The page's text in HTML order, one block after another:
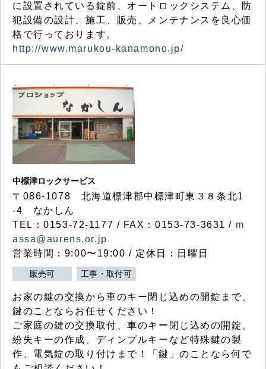
に設置されている錠前、オートロックシステム、防
犯設備の設計、施工、販売、メンテナンスを良心価
格で行っております。
http://www.marukou-kanamono.jp/
中標津ロックサービス
〒086-1078 北海道標津郡中標津町東３８条北1
-4 なかしん
TEL：0153-72-1177 / FAX：0153-73-3631 / m
assa@aurens.or.jp
営業時間：9:00〜19:00 / 定休日：日曜日
販売可 工事・取付可
お家の鍵の交換から車のキー閉じ込めの開錠まで、
鍵のことならお任せください！
ご家庭の鍵の交換取付、車のキー閉じ込めの開錠、
紛失キーの作成、ディンプルキーなど特殊鍵の製
作、電気錠の取り付けまで！「鍵」のことなら何で